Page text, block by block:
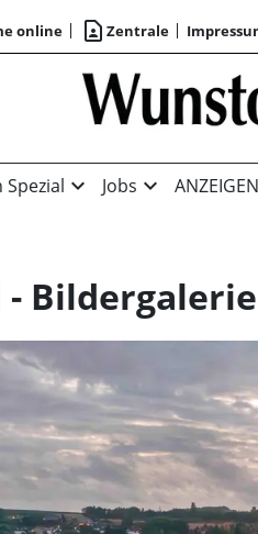
online contact_page Zentrale
Spezial expand_more Jobs expand_more ANZEIGEN
-